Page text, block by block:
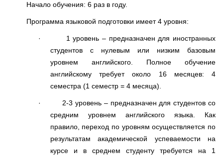
Начало обучения: 6 раз в году.
Программа языковой подготовки имеет 4 уровня:
·
1 уровень – предназначен для иностранных
студентов с нулевым или низким базовым
уровнем английского. Полное обучение
английскому требует около 16 месяцев: 4
семестра (1 семестр = 4 месяца).
·
2-3 уровень – предназначен для студентов со
средним уровнем английского языка. Как
правило, переход по уровням осуществляется по
результатам академической успеваемости на
курсе и в среднем студенту требуется на 1